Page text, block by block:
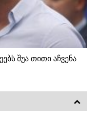
შუა თითი აჩვენა